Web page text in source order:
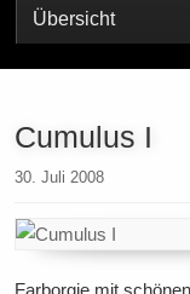
Übersicht
Cumulus I
30. Juli 2008
Farborgie mit